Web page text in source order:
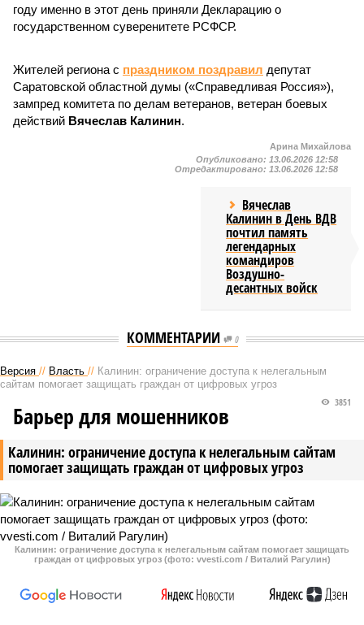
году именно в этот день приняли Декларацию о
государственном суверенитете РСФСР.
Жителей региона с праздником поздравил депутат
Саратовской областной думы («Справедливая Россия»),
зампред комитета по делам ветеранов, ветеран боевых
действий Вячеслав Калинин.
Арина Михайлова
Опубликовано: 13.06.2026 12:58
Отредактировано: 13.06.2026 12:58
Вячеслав
Калинин в День ВДВ
почтил память
легендарных
командиров
Воздушно-
десантных войск
КОММЕНТАРИИ 0
Версия // Власть // Калинин: ограничение доступа к нелегальным
сайтам помогает защищать граждан от цифровых угроз
Калинин: ограничение доступа к нелегальным сайтам
помогает защищать граждан от цифровых угроз
3851
Барьер для мошенников
Калинин: ограничение доступа к нелегальным сайтам помогает защищать
граждан от цифровых угроз (фото: vvesti.com / Виталий Рагулин)